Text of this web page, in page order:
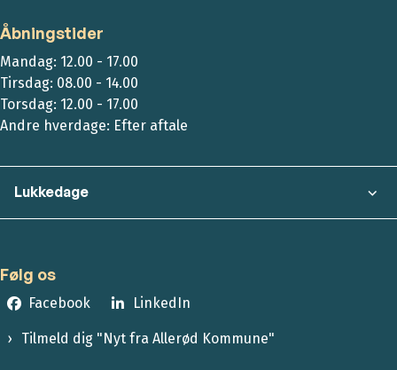
Åbningstider
Mandag: 12.00 - 17.00
Tirsdag: 08.00 - 14.00
Torsdag: 12.00 - 17.00
Andre hverdage: Efter aftale
Lukkedage
Følg os
Facebook LinkedIn
Tilmeld dig "Nyt fra Allerød Kommune"